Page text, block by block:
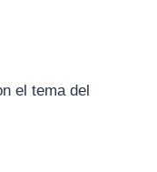
el tema del